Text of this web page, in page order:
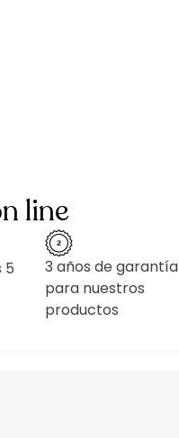
line
5
3 años de garantía
para nuestros
productos